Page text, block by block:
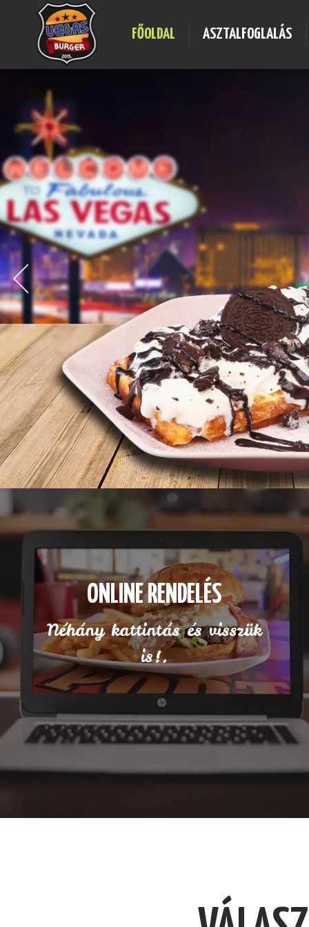
FŐOLDAL ASZTALFOGLALÁS
ONLINE RENDELÉS
Néhány kattintás és visszük
is!.